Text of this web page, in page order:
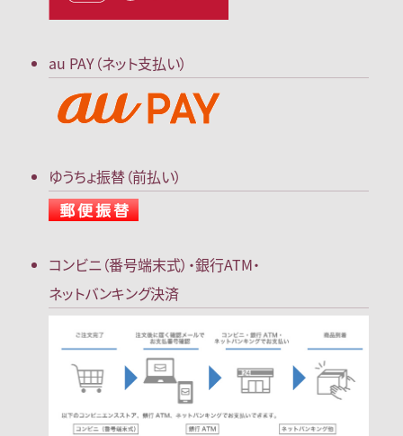
au PAY（ネット支払い）
ゆうちょ振替（前払い）
コンビニ（番号端末式）・銀行ATM・
ネットバンキング決済